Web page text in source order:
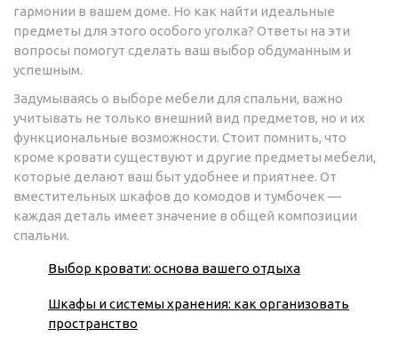
гармонии в вашем доме. Но как найти идеальные
предметы для этого особого уголка? Ответы на эти
вопросы помогут сделать ваш выбор обдуманным и
успешным.
Задумываясь о выборе мебели для спальни, важно
учитывать не только внешний вид предметов, но и их
функциональные возможности. Стоит помнить, что
кроме кровати существуют и другие предметы мебели,
которые делают ваш быт удобнее и приятнее. От
вместительных шкафов до комодов и тумбочек —
каждая деталь имеет значение в общей композиции
спальни.
Выбор кровати: основа вашего отдыха
Шкафы и системы хранения: как организовать
пространство